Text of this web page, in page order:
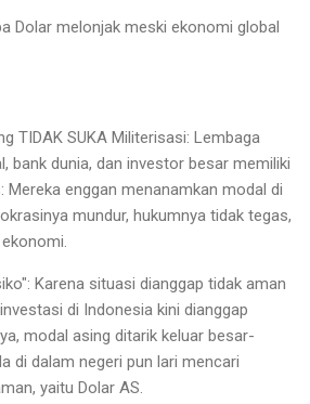
Dolar melonjak meski ekonomi global
TIDAK SUKA Militerisasi: Lembaga
bank dunia, dan investor besar memiliki
Mereka enggan menanamkan modal di
mundur, hukumnya tidak tegas,
Karena situasi dianggap tidak aman
di Indonesia kini dianggap
modal asing ditarik keluar besar-
di dalam negeri pun lari mencari
yaitu Dolar AS.